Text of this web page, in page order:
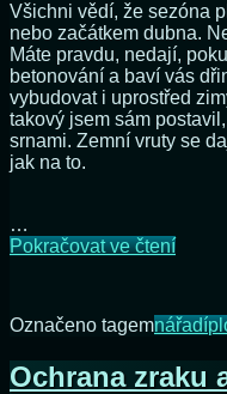
Všichni vědí, že sezóna
nebo začátkem dubna.
Máte pravdu, nedají,
betonování a baví vás
vybudovat i uprostřed
takový jsem sám
srnami. Zemní vruty se
jak na to.
…
Pokračovat ve čtení
zimě
Označeno tagemnářadí
Ochrana zraku